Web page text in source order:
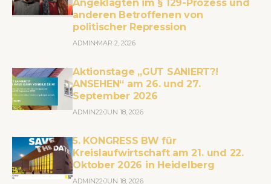
Angeklagten im § 129-Prozess und
anderen Betroffenen von
politischer Repression
ADMIN MAR 2, 2026
Aktionstage „GUT SANIERT?!
ANSEHEN“ am 26. und 27.
September 2026
ADMIN22 JUN 18, 2026
5. KONGRESS BW für
Kreislaufwirtschaft am 21. und 22.
Oktober 2026 in Heidelberg
ADMIN22 JUN 18, 2026